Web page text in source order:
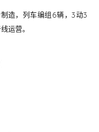
造，列车编组6辆，3动3
运营。